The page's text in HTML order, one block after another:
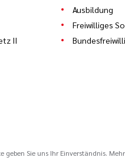
II
Ausbildung
Freiwilliges
Sie uns Ihr Einverständnis.